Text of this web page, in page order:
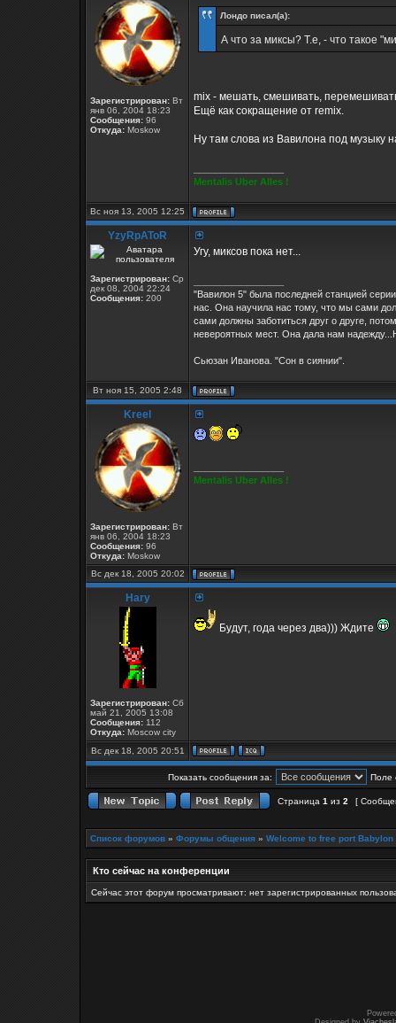
Зарегистрирован: Вт
янв 06, 2004 18:23
Сообщения: 96
Откуда: Moskow
Лондо писал(а):
А что за миксы? Т.е, - что такое
mix - мешать, смешивать,
Ещё как сокращение от remix.
Ну там слова из Вавилона под музыку
Mentalis Uber Alles !
Вс ноя 13, 2005 12:25
YzyRpAToR
Зарегистрирован: Ср
дек 08, 2004 22:24
Сообщения: 200
Угу, миксов пока нет...
"Вавилон 5" была последней станцией
нас. Она научила нас тому, что мы сами
сами должны заботиться друг о друге,
невероятных мест. Она дала нам
Сьюзан Иванова. "Сон в сиянии".
Вт ноя 15, 2005 2:48
Kreel
Зарегистрирован: Вт
янв 06, 2004 18:23
Сообщения: 96
Откуда: Moskow
Mentalis Uber Alles !
Вс дек 18, 2005 20:02
Hary
Зарегистрирован: Сб
май 21, 2005 13:08
Сообщения: 112
Откуда: Moscow city
Будут, года через два))) Ждите
Вс дек 18, 2005 20:51
Показать сообщения за: Поле
Страница 1 из 2 [
Список форумов » Форумы общения » Welcome to free port Babylon
Кто сейчас на конференции
Сейчас этот форум просматривают: нет зарегистрированных